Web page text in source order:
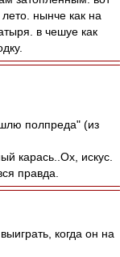
нынче как на
в чешуе как
полпреда" (из
карась..Ох, искус.
правда.
когда он на